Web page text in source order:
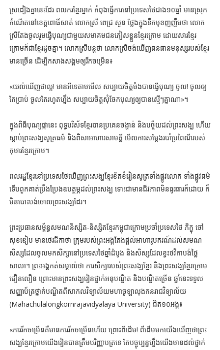
ស្រដៀង​គ្នា​នេះ​ដែរ ពលករ​ខ្មែរ​ម្នាក់ កំពុង​ធ្វើការ​នៅ​ប្រទេស​ថៃ​ជាង១០ឆ្នាំ មាន​ស្រុក​
កំណើត​នៅ​ខេត្ត​ពោធិ៍សាត់ លោកស្រី ពេជ្រ សួន ថ្លែង​ក្នុង​ទឹក​មុខ​ញញឹម​ថា លោក
ស្រី​តែង​ចូល​រួម​ធ្វើបុណ្យ​ជាមួយ​សមាគម​ជនភៀសខ្លួន​ខ្មែរ​ក្រោម ដោយសារ​ខ្មែរ​
ក្រោម​ក៏​ជា​ខ្មែរ​ដូចគ្នា។ លោកស្រី​បន្ត​ថា លោកស្រី​ចង់​ឃើញ​ធនធាន​មនុស្ស​របស់​ខ្មែរ​
មាន​ច្រើន ដើម្បី​កសាង​សង្គម​ឲ្យ​រីកចម្រើន៖
«យល់​ឃើញ​ថា​ល្អ! មាន​អី​ទេ​តាម​មើល សប្បាយ​ចិត្ត​ម៉ង​បាន​ធ្វើ​បុណ្យ​ ចូល! ចូល​ឲ្យ​
តែ​ប្រាប់ ចូល​តែ​រហូត​ហ្នឹង សប្បាយ​ចិត្ត​សុំ​ចែក​បុណ្យ​ឲ្យ​បាន​ស្មើៗ​គ្នា​ណា»។
ក្នុង​ពិធី​បុណ្យ​ផ្កា​នេះ ពុទ្ធបរិស័ទ​ខ្មែរ​បាន​ប្រគេន​ចង្ហាន់​ និង​បច្ច័យ​ដល់​ព្រះសង្ឃ ហើយ​
ស្ដាប់​ព្រះសង្ឃ​សូត្រ​ធម៌ និង​ពិសា​អាហារ​សាមគ្គី មើល​ការ​សម្ដែង​របាំ​ប្រពៃណី​របស់​
កុមារ​ខ្មែរ​ក្រោម។
ពលរដ្ឋ​ខ្មែរ​នៅ​ប្រទេស​ថៃ​ឃើញ​ព្រះសង្ឃ​ខ្មែរ​ខិតខំ​រៀន​សូត្រ​ទាំង​ផ្លូវលោក ទាំង​ផ្លូវធម៌
ទើប​ពួកគាត់​ប្រឹងប្រែង​ឧបត្ថម្ភ​ដល់​ព្រះសង្ឃ ទោះជា​មាន​ជីវភាព​មិន​ធូរធារ​ក៏ដោយ ក៏​
មិន​បោះបង់​ចោល​ព្រះសង្ឃ​ដែរ។
ព្រះ​ប្រធាន​សម្ព័ន្ធ​សមណ​និស្សិត-និស្សិត​ខ្មែរ​កម្ពុជាក្រោម​ប្រចាំ​ប្រទេស​ថៃ ភិក្ខុ ចៅ
សុខឌៀប មាន​ថេរដីកា​ថា ក្រុម​របស់​ព្រះអង្គ​តែង​ផ្ដល់​អាហារូបករណ៍​ដល់​សមណ​
សិស្ស​ដែល​ចូល​មក​សិក្សា​នៅ​ប្រទេស​ថៃ​ឆ្នាំ​ដំបូង និង​សិស្ស​ដែល​ខ្វះ​ថវិកា​បង់​ថ្លៃ​
សាលា។ ព្រះអង្គ​កត់​សម្គាល់​ថា ការ​សិក្សា​របស់​ព្រះសង្ឃ​ខ្មែរ និង​ព្រះសង្ឃ​ខ្មែរ​ក្រោម​
ជឿនលឿន ព្រោះ​មាន​ព្រះសង្ឃ​រៀន​ថ្នាក់​អនុបណ្ឌិត និង​បណ្ឌិត​ច្រើន ឆ្នាំនេះ​ទទួល​
សញ្ញាប័ត្រ​ថ្នាក់​បណ្ឌិត​ពី​សាកលវិទ្យាល័យ​មហាចូឡាលុងកនរាជវិទ្យាល័យ
(Mahachulalongkornrajavidyalaya University) ជិត១០អង្គ៖
«ការ​រីក​ចម្រើន​គឺ​មាន​ការ​រីកចម្រើន​ហើយ ព្រោះ​ពី​ដើម​! ពីដើម​មក​យើង​ឃើញ​ថា​ព្រះ
សង្ឃ​ខ្មែរ​ក្រោម​យើង​រៀន​បាន​ត្រឹម​បរិញ្ញាបត្រ​ទេ តែ​បច្ចុប្បន្ន​ហ្នឹង​យើង​មាន​ដល់​ថ្នាក់​